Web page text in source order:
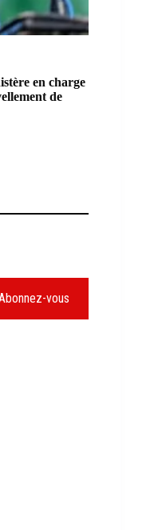
en charge
de
vous